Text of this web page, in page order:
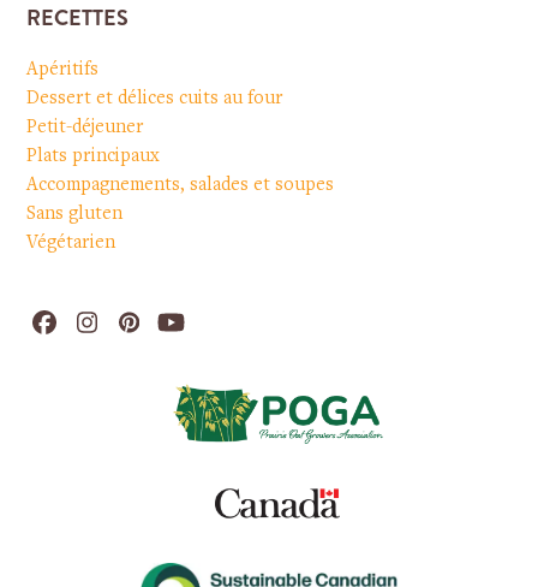
RECETTES
Apéritifs
Dessert et délices cuits au four
Petit-déjeuner
Plats principaux
Accompagnements, salades et soupes
Sans gluten
Végétarien
Facebook
Instagram
PinterestYouTube